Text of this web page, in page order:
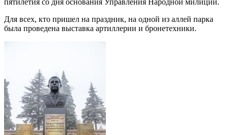
Для всех, кто пришел на праздник, на одной из аллей парка
была проведена выставка артиллерии и бронетехники.